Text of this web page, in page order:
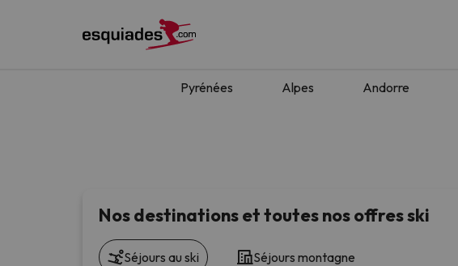
Pyrénées Alpes Andorre
Nos destinations et toutes nos offres ski
Séjours au ski Séjours montagne